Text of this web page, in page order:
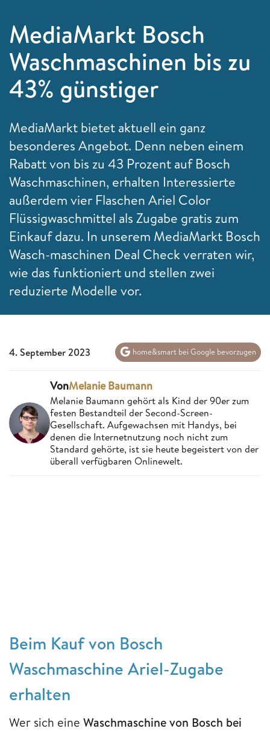
MediaMarkt Bosch
Waschmaschinen bis zu
43% günstiger
MediaMarkt bietet aktuell ein ganz
besonderes Angebot. Denn neben einem
Rabatt von bis zu 43 Prozent auf Bosch
Waschmaschinen, erhalten Interessierte
außerdem vier Flaschen Ariel Color
Flüssigwaschmittel als Zugabe gratis zum
Einkauf dazu. In unserem MediaMarkt Bosch
Wasch-maschinen Deal Check verraten wir,
wie das funktioniert und stellen zwei
reduzierte Modelle vor.
4. September 2023 home&smart bei Google bevorzugen
VonMelanie Baumann
Melanie Baumann gehört als Kind der 90er zum
festen Bestandteil der Second-Screen-
Gesellschaft. Aufgewachsen mit Handys, bei
denen die Internetnutzung noch nicht zum
Standard gehörte, ist sie heute begeistert von der
überall verfügbaren Onlinewelt.
Beim Kauf von Bosch
Waschmaschine Ariel-Zugabe
erhalten
Wer sich eine Waschmaschine von Bosch bei